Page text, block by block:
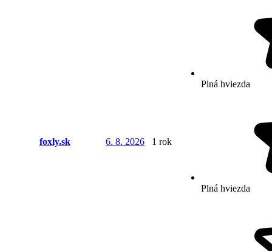
foxly.sk 6. 8. 2026 1 rok
Plná hviezda
Plná hviezda